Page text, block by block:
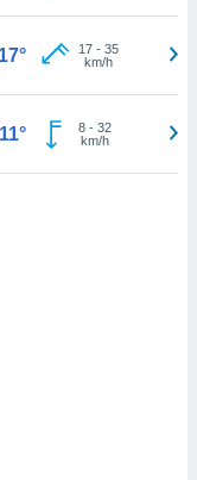
17° 17- 35
km/h
11° 8- 32
km/h